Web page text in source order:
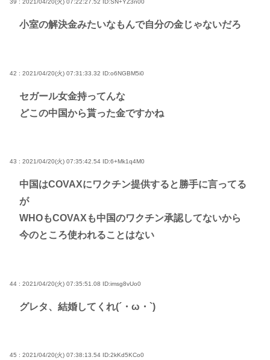
39 : 2021/04/20(火) 07:22:27.52 ID:SN+YZ3n00
小室の解決金みたいなもんで自分の金じゃないだろ
42 : 2021/04/20(火) 07:31:33.32 ID:o6NGBM5i0
セガール女金持ってんな
どこの中国から貰った金ですかね
43 : 2021/04/20(火) 07:35:42.54 ID:6+Mk1q4M0
中国はCOVAXにワクチン提供すると勝手に言ってる
が
WHOもCOVAXも中国のワクチン承認してないから
今のところ使われることはない
44 : 2021/04/20(火) 07:35:51.08 ID:imsg8vUo0
グレタ、結婚してくれ(´・ω・`)
45 : 2021/04/20(火) 07:38:13.54 ID:2kKd5KCo0